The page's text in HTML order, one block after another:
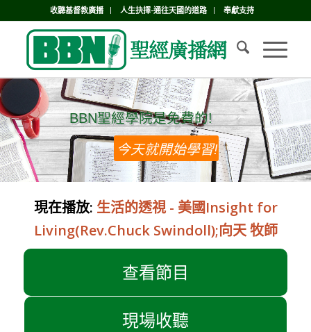
收聽基督教廣播 人生抉擇-通往天國的道路 奉獻支持
BBN聖經學院是免費的!
BBN聖經學院是免費的!
今天就開始學習!
現在播放: 生活的透視 - 美國Insight for
Living(Rev.Chuck Swindoll);向天 牧師
查看節目
現場收聽